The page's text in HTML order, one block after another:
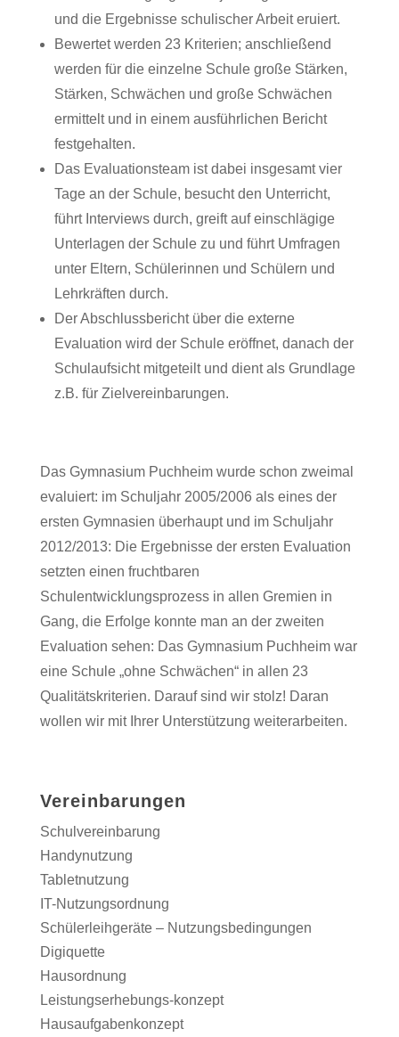
und die Ergebnisse schulischer Arbeit eruiert.
Bewertet werden 23 Kriterien; anschließend
werden für die einzelne Schule große Stärken,
Stärken, Schwächen und große Schwächen
ermittelt und in einem ausführlichen Bericht
festgehalten.
Das Evaluationsteam ist dabei insgesamt vier
Tage an der Schule, besucht den Unterricht,
führt Interviews durch, greift auf einschlägige
Unterlagen der Schule zu und führt Umfragen
unter Eltern, Schülerinnen und Schülern und
Lehrkräften durch.
Der Abschlussbericht über die externe
Evaluation wird der Schule eröffnet, danach der
Schulaufsicht mitgeteilt und dient als Grundlage
z.B. für Zielvereinbarungen.
Das Gymnasium Puchheim wurde schon zweimal
evaluiert: im Schuljahr 2005/2006 als eines der
ersten Gymnasien überhaupt und im Schuljahr
2012/2013: Die Ergebnisse der ersten Evaluation
setzten einen fruchtbaren
Schulentwicklungsprozess in allen Gremien in
Gang, die Erfolge konnte man an der zweiten
Evaluation sehen: Das Gymnasium Puchheim war
eine Schule „ohne Schwächen“ in allen 23
Qualitätskriterien. Darauf sind wir stolz! Daran
wollen wir mit Ihrer Unterstützung weiterarbeiten.
Vereinbarungen
Schulvereinbarung
Handynutzung
Tabletnutzung
IT-Nutzungsordnung
Schülerleihgeräte – Nutzungsbedingungen
Digiquette
Hausordnung
Leistungserhebungs-konzept
Hausaufgabenkonzept